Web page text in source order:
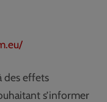
des effets
s’informer